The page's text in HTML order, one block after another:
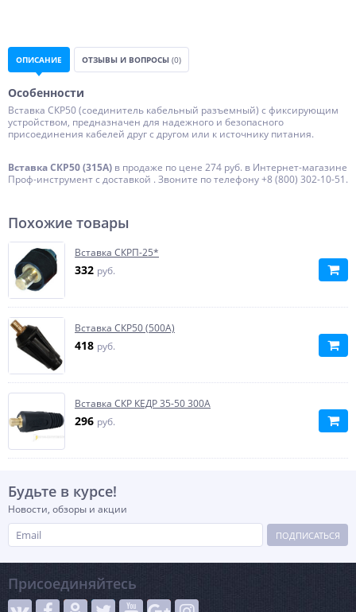
ОПИСАНИЕ ОТЗЫВЫ И ВОПРОСЫ (0)
Особенности
Вставка СКР50 (соединитель кабельный разъемный) с фиксирующим
устройством, предназначен для надежного и безопасного
присоединения кабелей друг с другом или к источнику питания.
Вставка СКР50 (315А) в продаже по цене 274 руб. в Интернет-магазине
Проф-инструмент с доставкой . Звоните по телефону +8 (800) 302-10-51.
Похожие товары
Вставка СКРП-25*
332 руб.
Вставка СКР50 (500А)
418 руб.
Вставка СКР КЕДР 35-50 300А
296 руб.
Будьте в курсе!
Новости, обзоры и акции
ПОДПИСАТЬСЯ
Присоединяйтесь